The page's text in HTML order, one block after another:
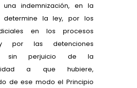
indemnización, en la
determine la ley, por los
en los procesos
por las detenciones
sin perjuicio de la
a que hubiere,
de ese modo el Principio